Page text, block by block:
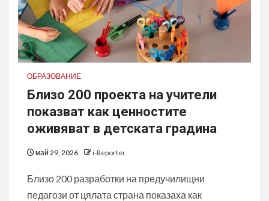
ОБРАЗОВАНИЕ
Близо 200 проекта на учители
показват как ценностите
оживяват в детската градина
май 29, 2026 i-Reporter
Близо 200 разработки на предучилищни
педагози от цялата страна показаха как